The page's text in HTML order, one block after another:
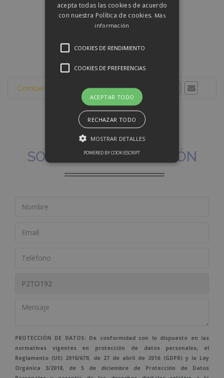
Compartir esta propiedad:
SOLICITAR INFORMACIÓN
PROTECCIÓN DE DATOS: De conformidad con lo dispuesto en las
normativas vigentes en protección de datos personales, el
Reglamento (UE) 2016/679, de 27 de abril de 2016 (GDPR) y la Ley
Orgánica 3/2018, de 5 de diciembre de Protección de Datos
acepta todas las cookies de acuerdo
con nuestra Política de cookies. Más
información
COOKIES DE RENDIMIENTO
COOKIES DE PREFERENCIAS
ACEPTAR TODO
RECHAZAR TODO
MOSTRAR DETALLES
POWERED BY COOKIESCRIPT